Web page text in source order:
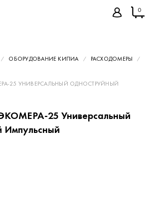
0
ОБОРУДОВАНИЕ КИПИА
РАСХОДОМЕРЫ
25 УНИВЕРСАЛЬНЫЙ ОДНОСТРУЙНЫЙ
25 Универсальный
Импульсный